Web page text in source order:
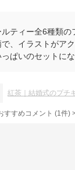
ティー全6種類
、イラストがア
ぱいのセットにな
紅茶｜結婚式のプチ
すすめコメント (1件)